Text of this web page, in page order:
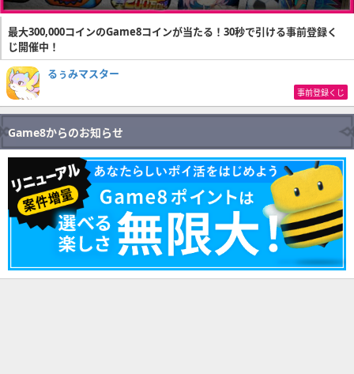
最大300,000コインのGame8コインが当たる！30秒で引ける事前登録く
じ開催中！
るぅみマスター
事前登録くじ
Game8からのお知らせ